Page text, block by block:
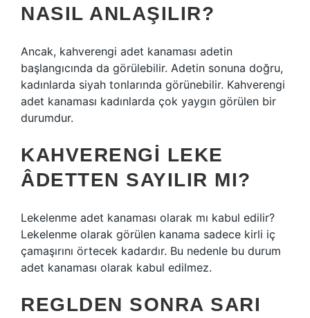
NASIL ANLAŞILIR?
Ancak, kahverengi adet kanaması adetin
başlangıcında da görülebilir. Adetin sonuna doğru,
kadınlarda siyah tonlarında görünebilir. Kahverengi
adet kanaması kadınlarda çok yaygın görülen bir
durumdur.
KAHVERENGI LEKE
ÂDETTEN SAYILIR MI?
Lekelenme adet kanaması olarak mı kabul edilir?
Lekelenme olarak görülen kanama sadece kirli iç
çamaşırını örtecek kadardır. Bu nedenle bu durum
adet kanaması olarak kabul edilmez.
REGLDEN SONRA SARI